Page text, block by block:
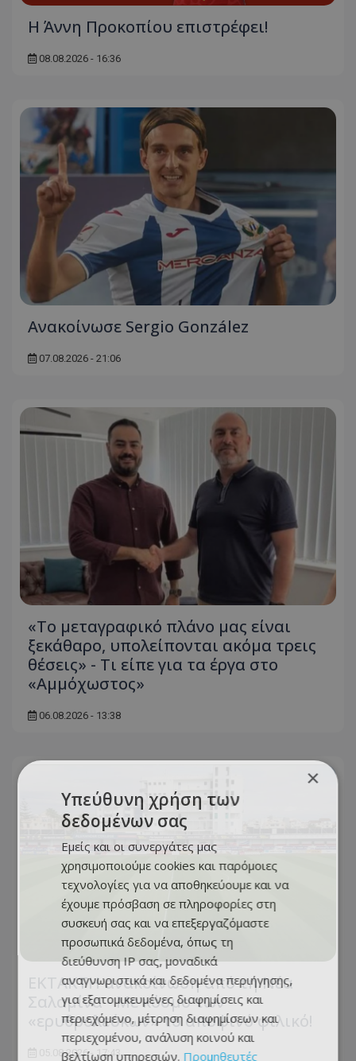
Η Άννη Προκοπίου επιστρέφει!
08.08.2026 - 16:36
Ανακοίνωσε Sergio González
07.08.2026 - 21:06
«Το μεταγραφικό πλάνο μας είναι
ξεκάθαρο, υπολείπονται ακόμα τρεις
θέσεις» - Τι είπε για τα έργα στο
«Αμμόχωστος»
06.08.2026 - 13:38
ΕΚΤΑΚΤΗ ανακοίνωση από τη Νέα
Σαλαμίνα - Με κόσμο των
«ερυθρολεύκων» το αποψινό φιλικό!
05.08.2026 - 17:43
×
Υπεύθυνη χρήση των
δεδομένων σας
Εμείς και οι συνεργάτες μας
χρησιμοποιούμε cookies και παρόμοιες
τεχνολογίες για να αποθηκεύουμε και να
έχουμε πρόσβαση σε πληροφορίες στη
συσκευή σας και να επεξεργαζόμαστε
προσωπικά δεδομένα, όπως τη
διεύθυνση IP σας, μοναδικά
αναγνωριστικά και δεδομένα περιήγησης,
για εξατομικευμένες διαφημίσεις και
περιεχόμενο, μέτρηση διαφημίσεων και
περιεχομένου, ανάλυση κοινού και
βελτίωση υπηρεσιών. Προμηθευτές